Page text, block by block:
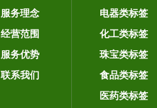
服务理念
经营范围
服务优势
联系我们
电器类标签
化工类标签
珠宝类标签
食品类标签
医药类标签